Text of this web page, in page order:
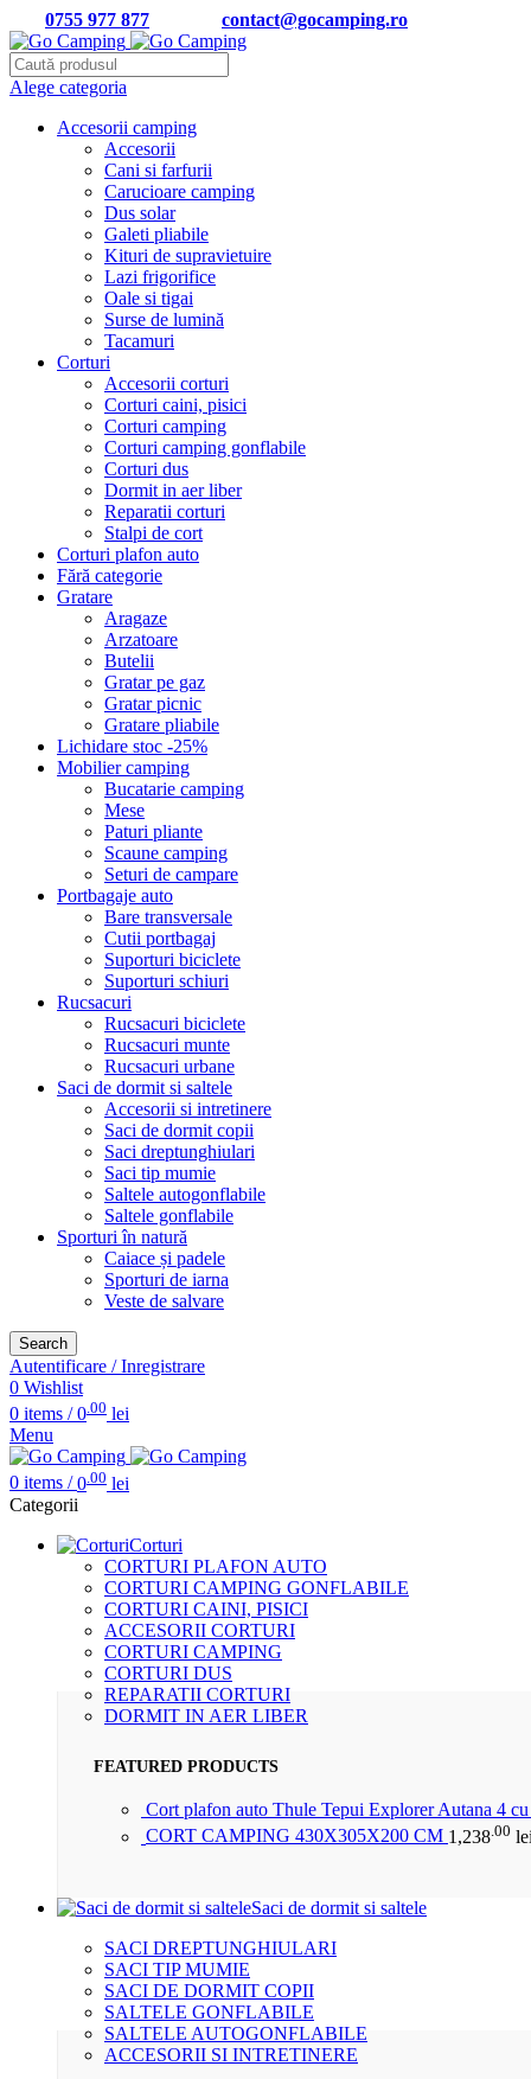
0755 977 877 contact@gocamping.ro
Alege categoria
Accesorii camping
Accesorii
Cani si farfurii
Carucioare camping
Dus solar
Galeti pliabile
Kituri de supravietuire
Lazi frigorifice
Oale si tigai
Surse de lumină
Tacamuri
Corturi
Accesorii corturi
Corturi caini, pisici
Corturi camping
Corturi camping gonflabile
Corturi dus
Dormit in aer liber
Reparatii corturi
Stalpi de cort
Corturi plafon auto
Fără categorie
Gratare
Aragaze
Arzatoare
Butelii
Gratar pe gaz
Gratar picnic
Gratare pliabile
Lichidare stoc -25%
Mobilier camping
Bucatarie camping
Mese
Paturi pliante
Scaune camping
Seturi de campare
Portbagaje auto
Bare transversale
Cutii portbagaj
Suporturi biciclete
Suporturi schiuri
Rucsacuri
Rucsacuri biciclete
Rucsacuri munte
Rucsacuri urbane
Saci de dormit si saltele
Accesorii si intretinere
Saci de dormit copii
Saci dreptunghiulari
Saci tip mumie
Saltele autogonflabile
Saltele gonflabile
Sporturi în natură
Caiace și padele
Sporturi de iarna
Veste de salvare
Search
Autentificare / Inregistrare
0 Wishlist
0 items / 0.00 lei
Menu
0 items / 0 .00 lei
Categorii
Corturi
CORTURI PLAFON AUTO
CORTURI CAMPING GONFLABILE
CORTURI CAINI, PISICI
ACCESORII CORTURI
CORTURI CAMPING
CORTURI DUS
REPARATII CORTURI
DORMIT IN AER LIBER
FEATURED PRODUCTS
Cort plafon auto Thule Tepui Explorer Autana 4
CORT CAMPING 430X305X200 CM 1,238 .00
Saci de dormit si saltele
SACI DREPTUNGHIULARI
SACI TIP MUMIE
SACI DE DORMIT COPII
SALTELE GONFLABILE
SALTELE AUTOGONFLABILE
ACCESORII SI INTRETINERE